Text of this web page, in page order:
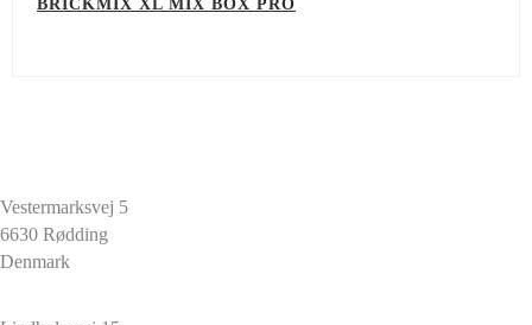
BRICKMIX XL MIX BOX PRO
Vestermarksvej 5
6630 Rødding
Denmark